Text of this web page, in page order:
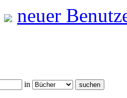
neuer
in